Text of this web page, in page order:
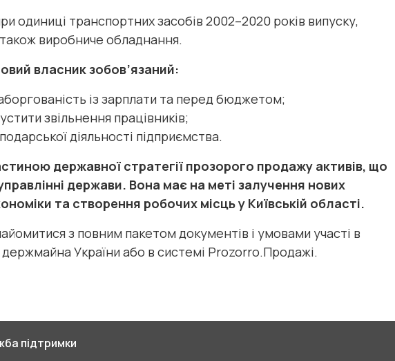
одиниці транспортних засобів 2002–2020 років випуску,
виробниче обладнання.
власник зобов’язаний:
із зарплати та перед бюджетом;
звільнення працівників;
діяльності підприємства.
державної стратегії прозорого продажу активів, що
держави. Вона має на меті залучення нових
та створення робочих місць у Київській області.
з повним пакетом документів і умовами участі в
України або в системі Prozorro.Продажі.
підтримки